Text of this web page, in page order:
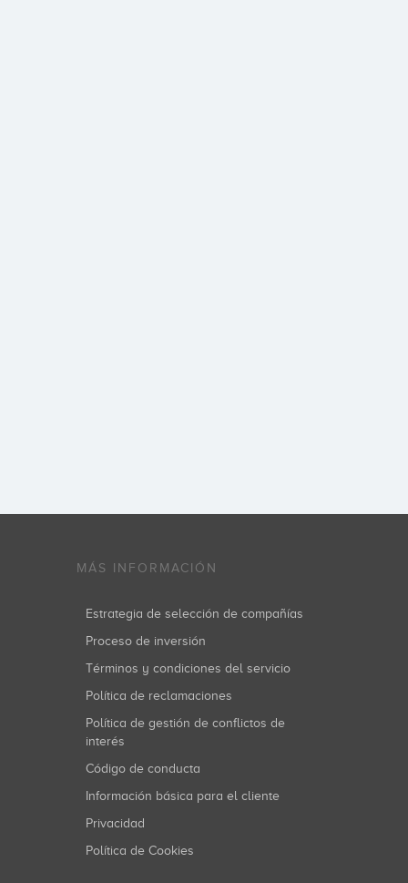
MÁS INFORMACIÓN
Estrategia de selección de compañías
Proceso de inversión
Términos y condiciones del servicio
Política de reclamaciones
Política de gestión de conflictos de
interés
Código de conducta
Información básica para el cliente
Privacidad
Política de Cookies